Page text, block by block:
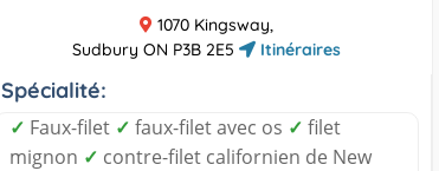
1070 Kingsway,
Sudbury ON P3B 2E5
Itinéraires
Spécialité:
✓ Faux-filet ✓ faux-filet avec os ✓ filet
mignon ✓ contre-filet californien de New